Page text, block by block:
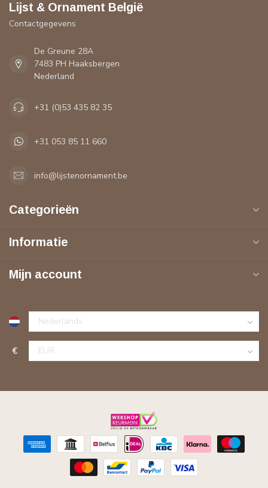
Lijst & Ornament België
Contactgegevens
De Greune 28A
7483 PH Haaksbergen
Nederland
+31 (0)53 435 82 35
+31 053 85 11 660
info@lijstenornament.be
Categorieën
Informatie
Mijn account
€